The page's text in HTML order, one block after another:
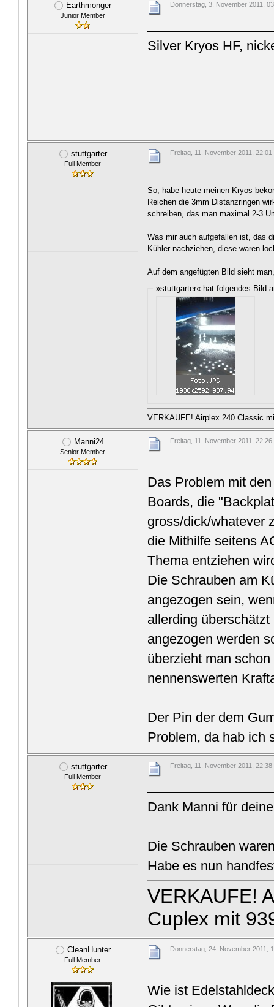
Earthmonger
Junior Member
Donnerstag, 3. November 2011,
Silver Kryos HF,
stuttgarter
Full Member
Freitag, 11. November 2011, 22:01
So, habe heute meinen Kryos
Reichen die 3mm Distanzringen
schreiben, das man maximal 2-3
Was mir auch aufgefallen ist, das
Kühler nachziehen, diese waren
Auf dem angefügten Bild sieht
»stuttgarter« hat folgendes Bild
VERKAUFE! Airplex 240 Classic
Manni24
Senior Member
Freitag, 11. November 2011, 22:26
Das Problem mit
Boards, die
gross/dick/whatever
die Mithilfe seitens
Thema entziehen
Die Schrauben am
angezogen sein,
allerding
angezogen werden
überzieht man
nennenswerten
Der Pin der dem
Problem, da hab ich
stuttgarter
Full Member
Freitag, 11. November 2011, 22:38
Dank Manni für
Die Schrauben
Habe es nun
VERKAUFE!
Cuplex mit
CleanHunter
Full Member
Donnerstag, 24. November 2011,
Wie ist